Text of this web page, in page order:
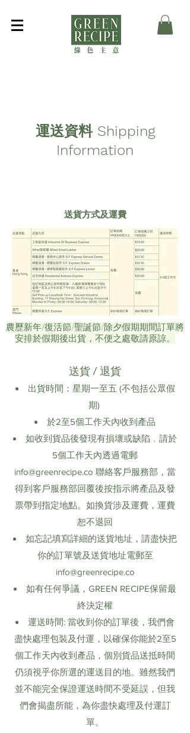
運送資料 Shipping
Information
送貨方式及運費
農歷新年/復活節/聖誕節/除夕假期期間訂單將
安排於假期後出貨，不便之處敬請原諒。
送貨 / 退貨
出貨時間：星期一至五 (不包括公眾假
期)
於2至5個工作天內收到產品
如收到貨品後發現有損壞或缺陷﹐請於
5個工作天內透過電郵
info@greenrecipe.co 聯絡客戶服務部，當
得到客戶服務部回覆後按指示將產品及發
票帶到指定地點。如換貨涉及運費，運費
恕不退回
如忘記填寫詳細的送貨地址，請盡快把
你的訂單號及送貨地址電郵至
info@greenrecipe.co
如有任何爭議，GREEN RECIPE保留最
終決定權
運送時間: 當收到你的訂單後，我們會
盡快處理包裝及付運，以確保你能於2至5
個工作天內收到產品，個別貨品送抵時間
仍須視乎你所選的運送目的地。雖然我們
並不能完全保證運送時間不受延誤，但我
們會揭盡所能，為你盡快處理及付運訂
單。